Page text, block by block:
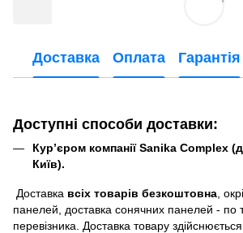
Доставка Оплата Гарантія
Доступні способи доставки:
Кур’єром компанії Sanika Complex
Київ).
Доставка всіх товарів безкоштовна ,
панелей, доставка сонячних панелей - по
перевізника. Доставка товару